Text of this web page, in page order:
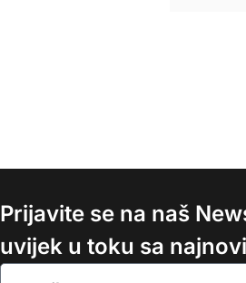
Prijavite se na naš
uvijek u toku sa